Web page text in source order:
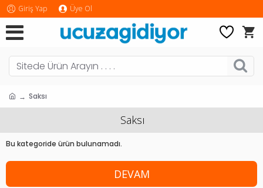
Giriş Yap Üye Ol
Saksı
Saksı
Bu kategoride ürün bulunamadı.
DEVAM